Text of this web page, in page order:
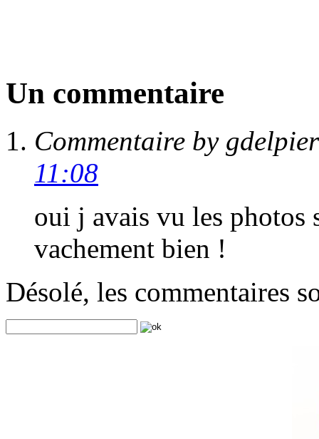
Un commentaire
Commentaire by
11:08
oui j avais vu les photos
vachement bien !
Désolé, les commentaires